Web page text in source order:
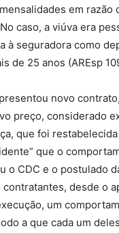
em razão
caso, a viúva era
à seguradora como
de 25 anos (AREsp
novo
preço, considerado
que foi restabelecida
que o
o CDC e o postulado
contratantes, desde o
um
a que cada um